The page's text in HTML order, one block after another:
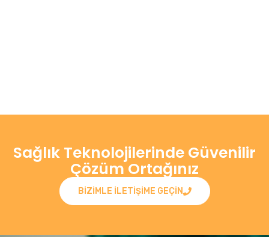
Sağlık Teknolojilerinde Güvenilir
Çözüm Ortağınız
BIZIMLE ILETIŞIME GEÇIN